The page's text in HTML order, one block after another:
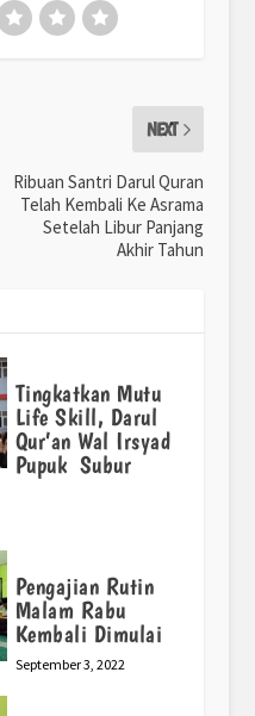
NEXT
Ribuan Santri Darul Quran
Telah Kembali Ke Asrama
Setelah Libur Panjang
Akhir Tahun
Tingkatkan Mutu
Life Skill, Darul
Qur’an Wal Irsyad
Pupuk Subur
Pengajian Rutin
Malam Rabu
Kembali Dimulai
September 3, 2022